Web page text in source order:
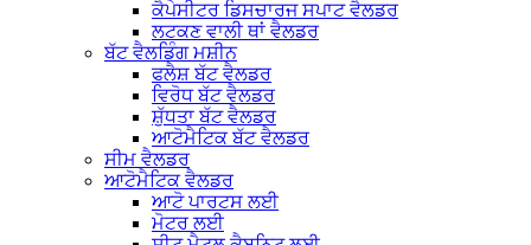
ਕੈਪੇਸੀਟਰ ਡਿਸਚਾਰਜ ਸਪਾਟ ਵੈਲਡਰ
ਲਟਕਣ ਵਾਲੀ ਥਾਂ ਵੈਲਡਰ
ਬੱਟ ਵੈਲਡਿੰਗ ਮਸ਼ੀਨ
ਫਲੈਸ਼ ਬੱਟ ਵੈਲਡਰ
ਵਿਰੋਧ ਬੱਟ ਵੈਲਡਰ
ਸ਼ੁੱਧਤਾ ਬੱਟ ਵੈਲਡਰ
ਆਟੋਮੈਟਿਕ ਬੱਟ ਵੈਲਡਰ
ਸੀਮ ਵੈਲਡਰ
ਆਟੋਮੈਟਿਕ ਵੈਲਡਰ
ਆਟੋ ਪਾਰਟਸ ਲਈ
ਮੋਟਰ ਲਈ